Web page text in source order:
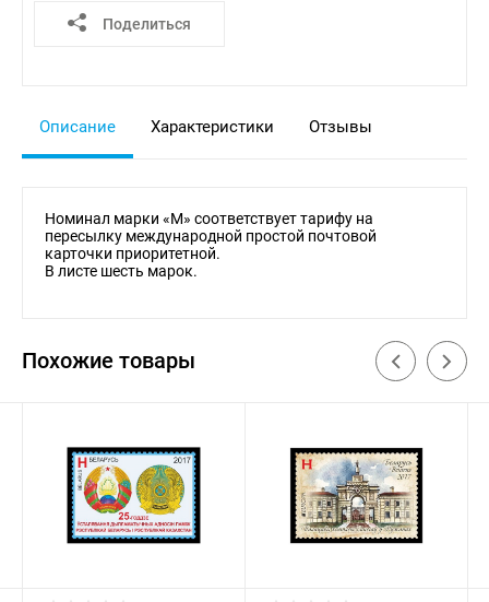
Поделиться
Описание Характеристики Отзывы
Номинал марки «M» соответствует тарифу на
пересылку международной простой почтовой
карточки приоритетной.
В листе шесть марок.
Похожие товары